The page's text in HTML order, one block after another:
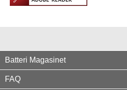
Batteri Magasinet
FAQ